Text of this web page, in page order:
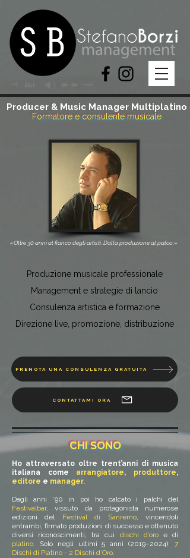
Producer & Music Manager Multiplatino
Formatore e consulente musicale
«Oltre 30 anni al fianco degli artisti. Dalla produzione al palco.»
Produzione musicale professionale
Management e strategie di lancio
Consulenza artistica e formazione
Direzione live, promozione, distribuzione
Produzione musicale professionale
Management e strategie di lancio
Consulenza artistica e formazione
Direzione live, promozione, distribuzione
PRENOTA UNA CONSULENZA GRATUITA
CONTATTAMI ORA
CHI SONO
Ho attraversato oltre trent’anni di musica
italiana come arrangiatore, produttore,
editore e manager.
Dagli anni ’90 in poi ho calcato i palchi del
Festivalbar, vissuto da protagonista numerose
edizioni del Festival di Sanremo, vincendoli
entrambi, firmato produzioni di successo e ottenuto
diversi riconoscimenti, tra cui dischi d’oroe di
platino. Solo negli ultimi 5 anni (2019–2024):7
Dischi di Platino - 2 Dischi d’Oro.